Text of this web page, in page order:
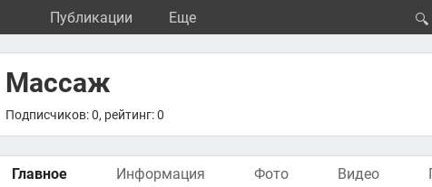
Публикации Eще 🔍
Массаж
Подписчиков: 0, рейтинг: 0
Главное Информация Фото Видео